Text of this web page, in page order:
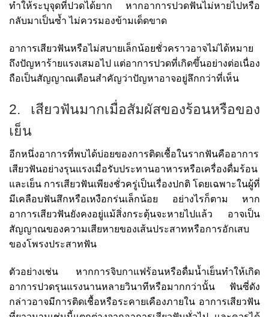
ทำให้ระบุจุดที่ปวดได้ยาก หากอาการปวดฟันไม่หายไปหรือ
กลับมาเป็นซ้ำ ไม่ควรมองข้ามเด็ดขาด
อาการเสียวฟันหรือไม่สบายเล็กน้อยชั่วคราวอาจไม่ได้หมาย
ถึงปัญหาร้ายแรงเสมอไป แต่อาการปวดที่เกิดขึ้นอย่างต่อเนื่อง
ถือเป็นสัญญาณเตือนสำคัญว่าปัญหาอาจอยู่ลึกกว่าที่เห็น
2. เสียวฟันมากเมื่อสัมผัสของร้อนหรือของ
เย็น
อีกหนึ่งอาการที่พบได้บ่อยของการติดเชื้อในรากฟันคืออาการ
เสียวฟันอย่างรุนแรงเมื่อรับประทานอาหารหรือเครื่องดื่มร้อน
และเย็น การเสียวฟันเพียงชั่วครู่เป็นเรื่องปกติ โดยเฉพาะในผู้ที่
มีเคลือบฟันสึกหรือเหงือกร่นเล็กน้อย อย่างไรก็ตาม หาก
อาการเสียวฟันยังคงอยู่แม้สิ่งกระตุ้นจะหายไปแล้ว อาจเป็น
สัญญาณของความเสียหายของเส้นประสาทหรือการอักเสบ
ของโพรงประสาทฟัน
ตัวอย่างเช่น หากการจิบกาแฟร้อนหรือดื่มน้ำเย็นทำให้เกิด
อาการปวดรุนแรงนานหลายวินาทีหรือมากกว่านั้น ฟันซี่ดัง
กล่าวอาจมีการติดเชื้อหรือระคายเคืองภายใน อาการเสียวฟัน